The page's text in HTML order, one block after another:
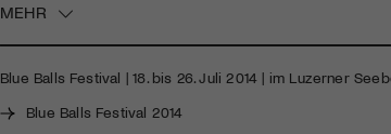
MEHR
Blue Balls Festival | 18. bis 26. Juli 2014 | im Luzerner
Blue Balls Festival 2014